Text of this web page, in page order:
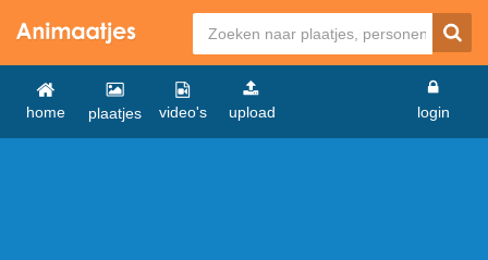
home plaatjes video's upload login